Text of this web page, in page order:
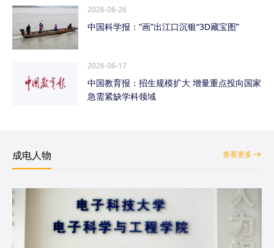
2026-06-26
中国科学报：“画”出江口沉银“3D藏宝图”
2026-06-17
中国教育报：招生规模扩大 增量重点投向国家
急需紧缺学科领域
成电人物 查看更多